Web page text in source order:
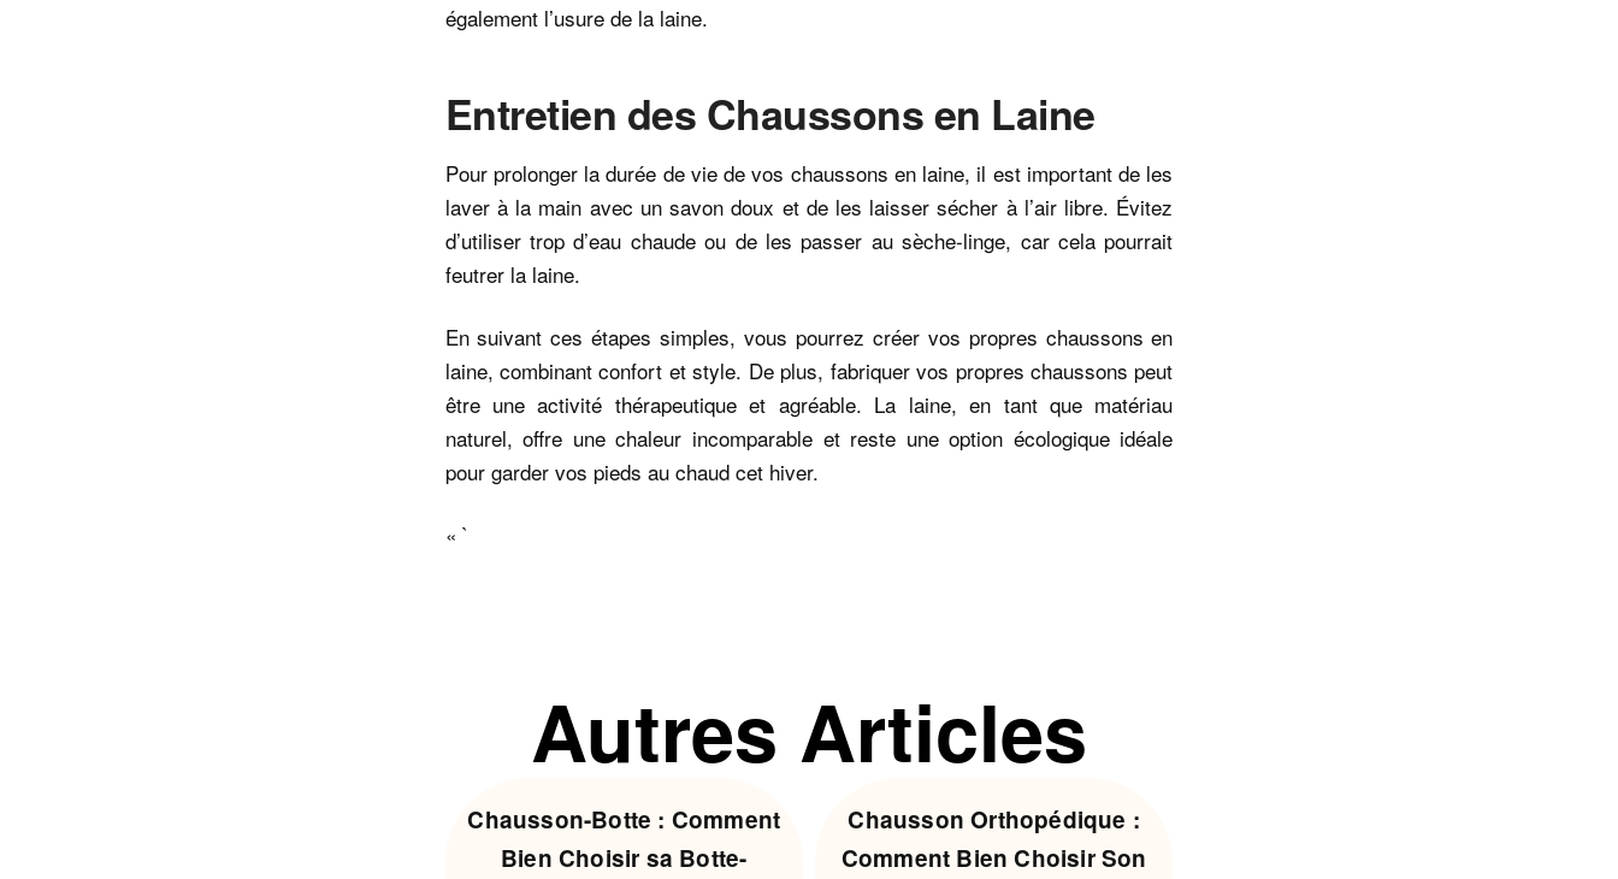
également l’usure de la laine.
Entretien des Chaussons en Laine
Pour prolonger la durée de vie de vos chaussons en laine, il est important de les
laver à la main avec un savon doux et de les laisser sécher à l’air libre. Évitez
d’utiliser trop d’eau chaude ou de les passer au sèche-linge, car cela pourrait
feutrer la laine.
En suivant ces étapes simples, vous pourrez créer vos propres chaussons en
laine, combinant confort et style. De plus, fabriquer vos propres chaussons peut
être une activité thérapeutique et agréable. La laine, en tant que matériau
naturel, offre une chaleur incomparable et reste une option écologique idéale
pour garder vos pieds au chaud cet hiver.
« `
Autres Articles
Chausson-Botte : Comment
Bien Choisir sa Botte-
Chausson Orthopédique :
Comment Bien Choisir Son